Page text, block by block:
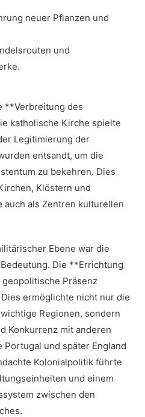
⁣neuer Pflanzen und
⁣und
**Verbreitung des
katholische Kirche spielte
Legitimierung der⁢
entsandt, um die
zu bekehren. Dies
Klöstern und
als ‌Zentren kulturellen⁤
Ebene war die
Die **Errichtung
Präsenz
​ermöglichte nicht ‍nur die
Regionen, sondern
Konkurrenz mit anderen
und später England
Kolonialpolitik führte
und einem
zwischen den